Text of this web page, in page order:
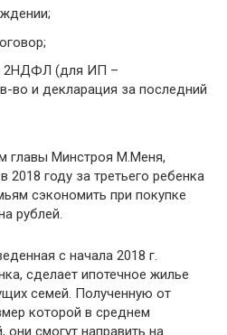
2НДФЛ (для ИП –
во и декларация за последний
главы Минстроя М.Меня,
2018 году за третьего ребенка
сэкономить при покупке
рублей.
с начала 2018 г.
сделает ипотечное жилье
семей. Полученную от
которой в среднем
они смогут направить на